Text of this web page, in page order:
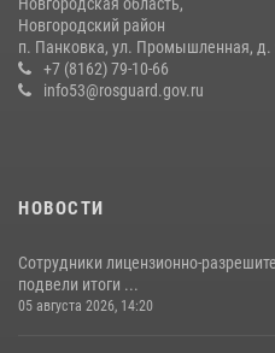
вневедомственной охраны за
22 июля 2026, 12:33 6
Новгородский район
п. Панковка, ул. Промышленная, д.
+7 (8162) 79-10-66
info53@rosguard.gov.ru
НОВОСТИ
Сотрудники лицензионно-
подвели итоги ...
05 августа 2026, 14:20